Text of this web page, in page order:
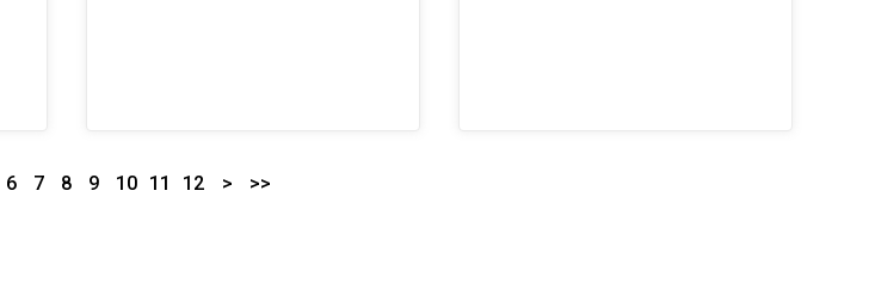
6 7 8 9 10 11 12 > >>